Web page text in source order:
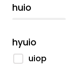
huio
hyuio
uiop